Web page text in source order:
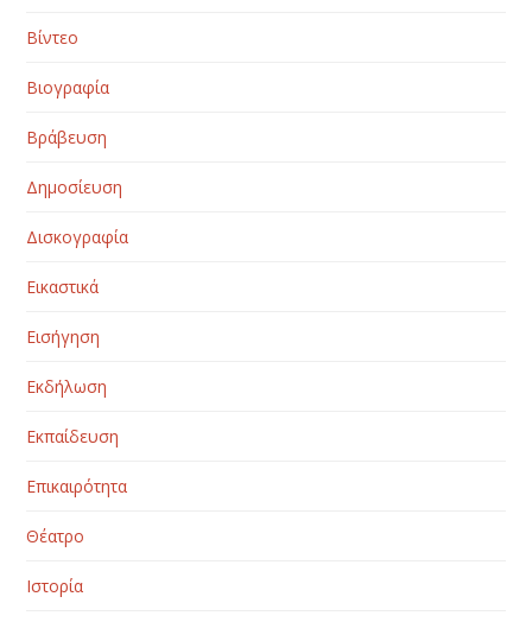
Βίντεο
Βιογραφία
Βράβευση
Δημοσίευση
Δισκογραφία
Εικαστικά
Εισήγηση
Εκδήλωση
Εκπαίδευση
Επικαιρότητα
Θέατρο
Ιστορία